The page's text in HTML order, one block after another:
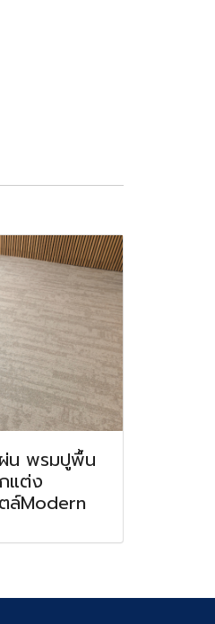
น พรมปูพื้น
แต่ง
ล์Modern